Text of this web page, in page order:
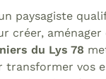
à recevoir nos
ci-dessus. Vous
de désinscription.
paysagiste
créer,
du Lys 78
vos